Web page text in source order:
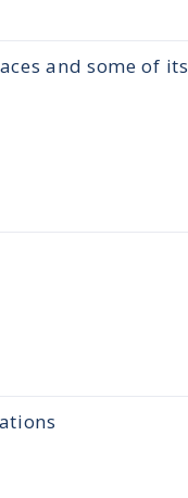
and some of its